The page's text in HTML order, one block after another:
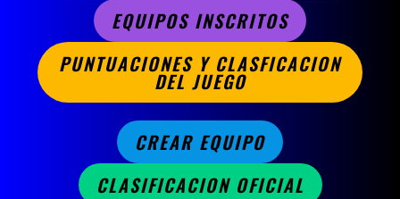
EQUIPOS INSCRITOS
PUNTUACIONES Y CLASFICACION
DEL JUEGO
CREAR EQUIPO
CLASIFICACION OFICIAL